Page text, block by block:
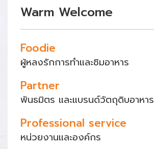
Warm Welcome
Foodie
ผู้หลงรักการทำและชิมอาหาร
Partner
พันธมิตร และแบรนด์วัตถุดิบอาหาร
Professional service
หน่วยงานและองค์กร